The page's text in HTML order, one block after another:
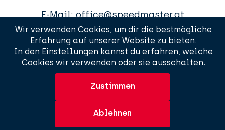
E-Mail:office@speedmaster.at
© 2026 Urheberrecht
. Alle Rechte
vorbehalten.
Wir verwenden Cookies, um dir die bestmögliche
Erfahrung auf unserer Website zu bieten.
In den Einstellungen kannst du erfahren, welche
Cookies wir verwenden oder sie ausschalten.
Zustimmen
Ablehnen